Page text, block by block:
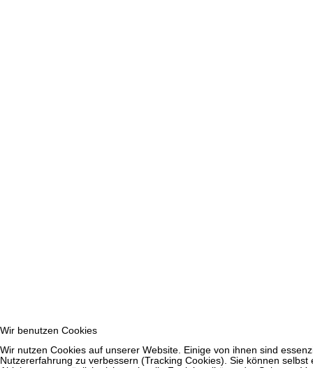
Wir benutzen Cookies
Wir nutzen Cookies auf unserer Website. Einige von ihnen sind
Nutzererfahrung zu verbessern (Tracking Cookies). Sie können